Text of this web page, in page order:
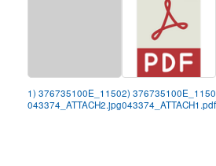
1) 376735100E_1150
043374_ATTACH2.jpg
2) 376735100E_1150
043374_ATTACH1.pdf